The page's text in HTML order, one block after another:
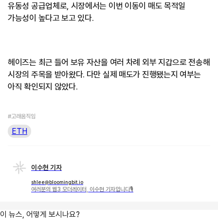
유동성 공급업체로, 시장에서는 이번 이동이 매도 목적일
가능성이 높다고 보고 있다.
헤이즈는 최근 들어 보유 자산을 여러 차례 외부 지갑으로 전송해
시장의 주목을 받아왔다. 다만 실제 매도가 진행됐는지 여부는
아직 확인되지 않았다.
#고래움직임
ETH
이수현 기자
shlee@bloomingbit.io
여러분의 웹3 모더레이터, 이수현 기자입니다🎙
이 뉴스, 어떻게 보시나요?